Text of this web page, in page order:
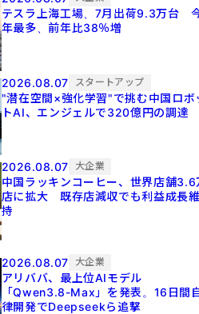
テスラ上海工場、7月出荷9.3万台
年最多、前年比38％増
2026.08.07 スタートアップ
"潜在空間×強化学習"で挑む中国ロボ
トAI、エンジェルで320億円の調達
2026.08.07 大企業
中国ラッキンコーヒー、世界店舗3.6
店に拡大 既存店減収でも利益成長
持
2026.08.07 大企業
アリババ、最上位AIモデル
「Qwen3.8-Max」を発表。16日間
律開発でDeepseekら追撃